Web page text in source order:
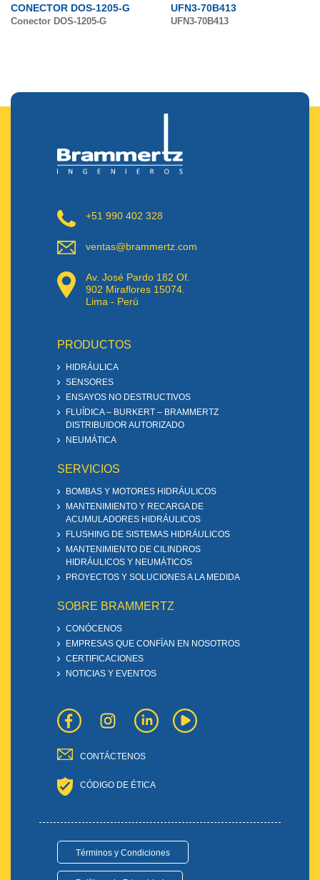
CONECTOR DOS-1205-G
Conector DOS-1205-G
UFN3-70B413
UFN3-70B413
+51 990 402 328
ventas@brammertz.com
Av. José Pardo 182 Of.
902 Miraflores 15074.
Lima - Perú
PRODUCTOS
HIDRÁULICA
SENSORES
ENSAYOS NO DESTRUCTIVOS
FLUÍDICA – BURKERT – BRAMMERTZ
DISTRIBUIDOR AUTORIZADO
NEUMÁTICA
SERVICIOS
BOMBAS Y MOTORES HIDRÁULICOS
MANTENIMIENTO Y RECARGA DE
ACUMULADORES HIDRÁULICOS
FLUSHING DE SISTEMAS HIDRÁULICOS
MANTENIMIENTO DE CILINDROS
HIDRÁULICOS Y NEUMÁTICOS
PROYECTOS Y SOLUCIONES A LA MEDIDA
SOBRE BRAMMERTZ
CONÓCENOS
EMPRESAS QUE CONFÍAN EN NOSOTROS
CERTIFICACIONES
NOTICIAS Y EVENTOS
CONTÁCTENOS
CÓDIGO DE ÉTICA
Términos y Condiciones